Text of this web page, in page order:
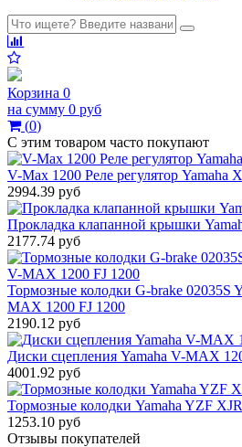
Корзина 0
на сумму 0 руб
(0)
С этим товаром часто покупают
V-Max 1200 Реле регулятор Yamaha
2994.39 руб
Прокладка клапанной крышки
2177.74 руб
Тормозные колодки G-brake 02035S
MAX 1200 FJ 1200
2190.12 руб
Диски сцепления Yamaha V-MAX
4001.92 руб
Тормозные колодки Yamaha YZF
1253.10 руб
Отзывы покупателей